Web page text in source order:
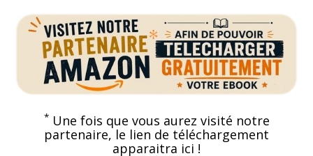
*Une fois que vous aurez visité notre
partenaire, le lien de téléchargement
apparaitra ici !